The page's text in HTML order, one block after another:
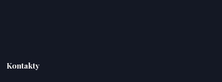
Kontakty